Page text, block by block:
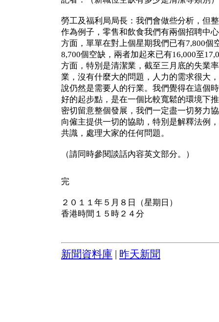
勞工及福利局局長：我們會做些分析，但
作為例子，零售和飲食我們有兩個招聘中
方面，單單在對上個星期我們已有7,800個
8,700個空缺，兩者加起來已有16,000至
方面，特別是清潔業，截至三月底的失業
業，沒有什麼大的問題，人力的需求很大
說仍然是需要人的行業。我們覺得在這個
好的起步點，是在一個比較寬鬆的環境下
密切留意整個發展，我們一定盡一切努力
向僱主提供一切的協助，特別是解釋法例
共識，處理大家的任何問題。
（請同時參閱談話內容英文部分。）
完
２０１１年５月８日（星期日）
香港時間１５時２４分
新聞資料庫 昨天新聞